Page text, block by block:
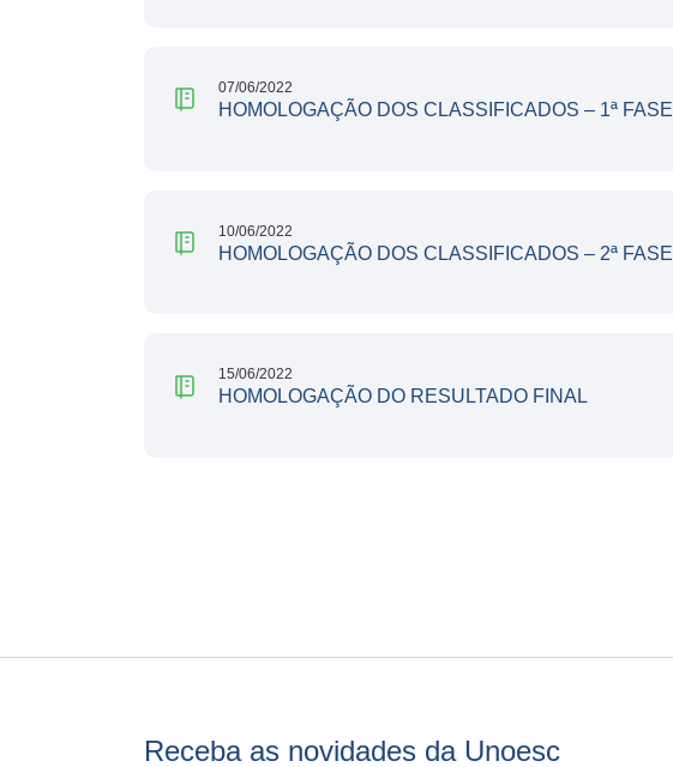
07/06/2022
HOMOLOGAÇÃO DOS CLASSIFICADOS – 1ª FASE
10/06/2022
HOMOLOGAÇÃO DOS CLASSIFICADOS – 2ª FASE
15/06/2022
HOMOLOGAÇÃO DO RESULTADO FINAL
Receba as novidades da Unoesc